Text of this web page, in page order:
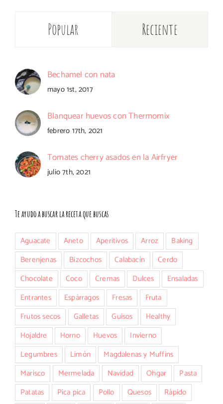
Popular Reciente
Bechamel con nata
mayo 1st, 2017
Blanquear huevos con Thermomix
febrero 17th, 2021
Tomates cherry asados en la Airfryer
julio 7th, 2021
Te ayudo a buscar la receta que buscas
Aguacate Aneto Aperitivos Arroz
Baking
Berenjenas
Bizcochos Calabacín
Cerdo
Chocolate
Coco Cremas Dulces
Ensaladas
Entrantes
Espárragos Fresas
Fruta
Frutos secos
Galletas Guisos
Healthy
Hojaldre
Horno Huevos
Invierno
Legumbres
Limón
Magdalenas y Muffins
Marisco
Mermelada Navidad Ohgar
Pasta
Patatas
Pica pica Pollo Quesos
Rápido